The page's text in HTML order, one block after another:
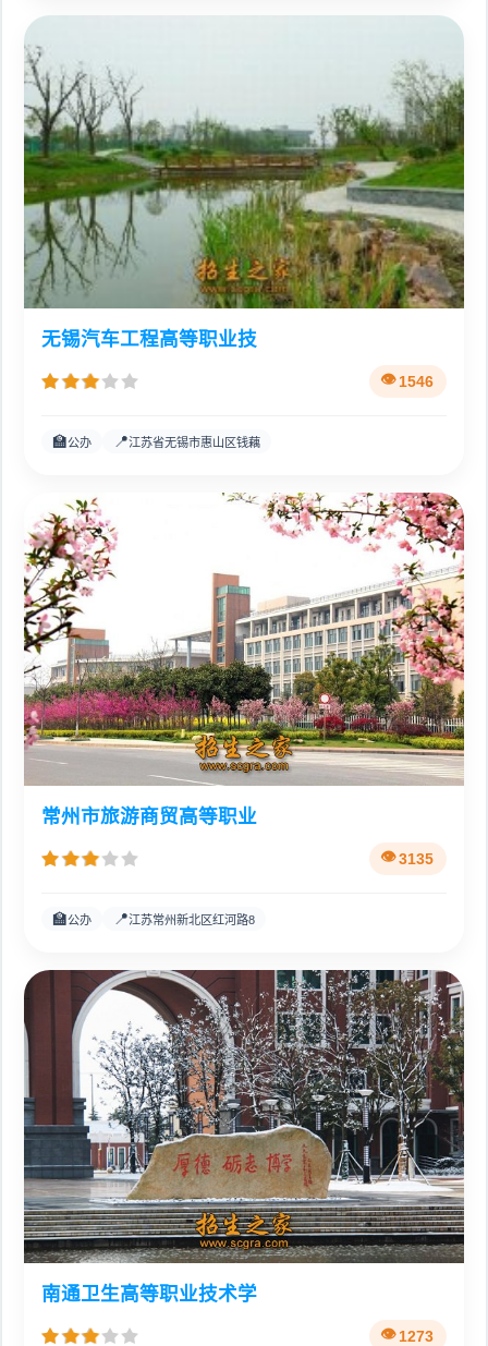
无锡汽车工程高等职业技
1546
🏫公办 📍江苏省无锡市惠山区钱藕
常州市旅游商贸高等职业
3135
🏫公办 📍江苏常州新北区红河路8
南通卫生高等职业技术学
1273